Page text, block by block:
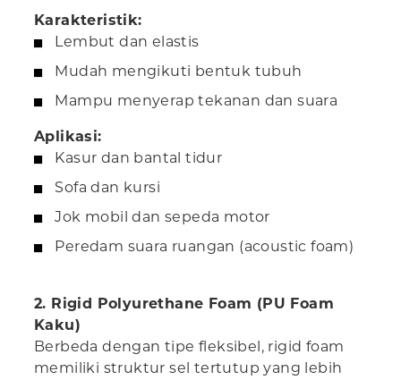
Karakteristik:
Lembut dan elastis
Mudah mengikuti bentuk tubuh
Mampu menyerap tekanan dan suara
Aplikasi:
Kasur dan bantal tidur
Sofa dan kursi
Jok mobil dan sepeda motor
Peredam suara ruangan (acoustic foam)
2. Rigid Polyurethane Foam (PU Foam
Kaku)
Berbeda dengan tipe fleksibel, rigid foam
memiliki struktur sel tertutup yang lebih